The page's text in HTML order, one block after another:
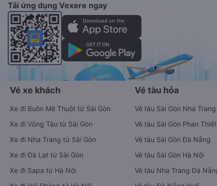
Tải ứng dụng Vexere ngay
Vé xe khách
Xe đi Buôn Mê Thuột từ Sài Gòn
Xe đi Vũng Tàu từ Sài Gòn
Xe đi Nha Trang từ Sài Gòn
Xe đi Đà Lạt từ Sài Gòn
Xe đi Sapa từ Hà Nội
Vé tàu hỏa
Vé tàu Sài Gòn Nha Trang
Vé tàu Sài Gòn Phan Thiết
Vé tàu Sài Gòn Đà Nẵng
Vé tàu Sài Gòn Hà Nội
Vé tàu Nha Trang Đà